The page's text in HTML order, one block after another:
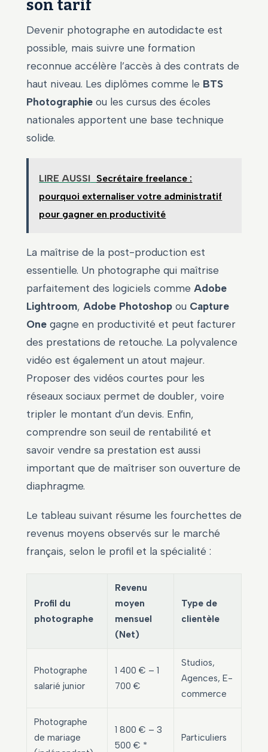
son tarif
Devenir photographe en autodidacte est
possible, mais suivre une formation
reconnue accélère l’accès à des contrats de
haut niveau. Les diplômes comme le BTS
Photographie ou les cursus des écoles
nationales apportent une base technique
solide.
LIRE AUSSI Secrétaire freelance :
pourquoi externaliser votre administratif
pour gagner en productivité
La maîtrise de la post-production est
essentielle. Un photographe qui maîtrise
parfaitement des logiciels comme Adobe
Lightroom, Adobe Photoshop ou Capture
One gagne en productivité et peut facturer
des prestations de retouche. La polyvalence
vidéo est également un atout majeur.
Proposer des vidéos courtes pour les
réseaux sociaux permet de doubler, voire
tripler le montant d’un devis. Enfin,
comprendre son seuil de rentabilité et
savoir vendre sa prestation est aussi
important que de maîtriser son ouverture de
diaphragme.
Le tableau suivant résume les fourchettes de
revenus moyens observés sur le marché
français, selon le profil et la spécialité :
Profil du
photographe
Revenu
moyen
mensuel
(Net)
Type de
clientèle
Photographe
salarié junior
1 400 € – 1
700 €
Studios,
Agences, E-
commerce
Photographe
de mariage
1 800 € – 3
500 € *
Particuliers